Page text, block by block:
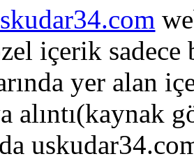
içerik sadece
yer alan
alıntı(kaynak